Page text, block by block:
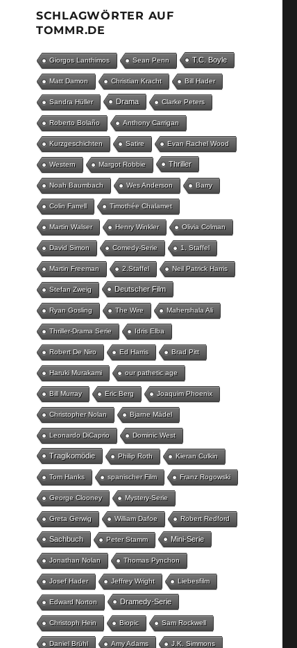
SCHLAGWÖRTER AUF
TOMMR.DE
Giorgos Lanthimos Sean Penn T.C. Boyle
Matt Damon Christian Kracht Bill Hader
Sandra Hüller Drama Clarke Peters
Roberto Bolaño Anthony Carrigan
Kurzgeschichten Satire Evan Rachel Wood
Western Margot Robbie Thriller
Noah Baumbach Wes Anderson Barry
Colin Farrell Timothée Chalamet
Martin Walser Henry Winkler Olivia Colman
David Simon Comedy-Serie 1. Staffel
Martin Freeman 2.Staffel Neil Patrick Harris
Stefan Zweig Deutscher Film
Ryan Gosling The Wire Mahershala Ali
Thriller-Drama Serie Idris Elba
Robert De Niro Ed Harris Brad Pitt
Haruki Murakami our pathetic age
Bill Murray Eric Berg Joaquim Phoenix
Christopher Nolan Bjarne Mädel
Leonardo DiCaprio Dominic West
Tragikomödie Philip Roth Kieran Culkin
Tom Hanks spanischer Film Franz Rogowski
George Clooney Mystery-Serie
Greta Gerwig William Dafoe Robert Redford
Sachbuch Peter Stamm Mini-Serie
Jonathan Nolan Thomas Pynchon
Josef Hader Jeffrey Wright Liebesfilm
Edward Norton Dramedy-Serie
Christoph Hein Biopic Sam Rockwell
Daniel Brühl Amy Adams J.K. Simmons